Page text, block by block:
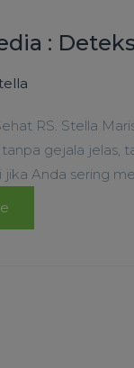
:
RS. Stella
gejala jelas,
jika Anda sering